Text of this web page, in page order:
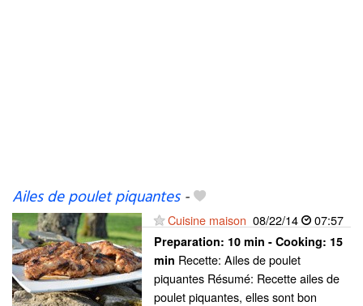
Ailes de poulet piquantes-
Cuisine maison 08/22/14 07:57
Preparation: 10 min - Cooking: 15
min Recette: Ailes de poulet
piquantes Résumé: Recette ailes de
poulet piquantes, elles sont bon